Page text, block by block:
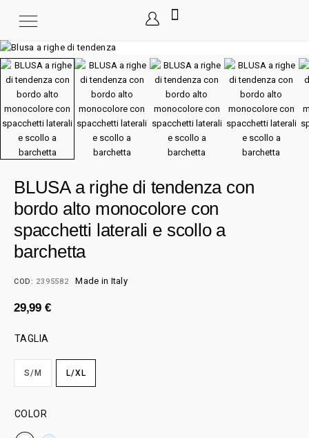
BLUSA a righe di tendenza con
bordo alto monocolore con
spacchetti laterali e scollo a
barchetta
COD: 2395582 Made in Italy
29,99 €
TAGLIA
S/M L/XL
COLOR